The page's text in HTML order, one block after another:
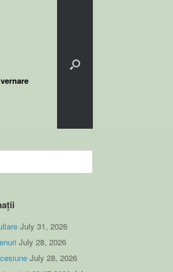
July 31, 2026
July 28, 2026
July 28, 2026